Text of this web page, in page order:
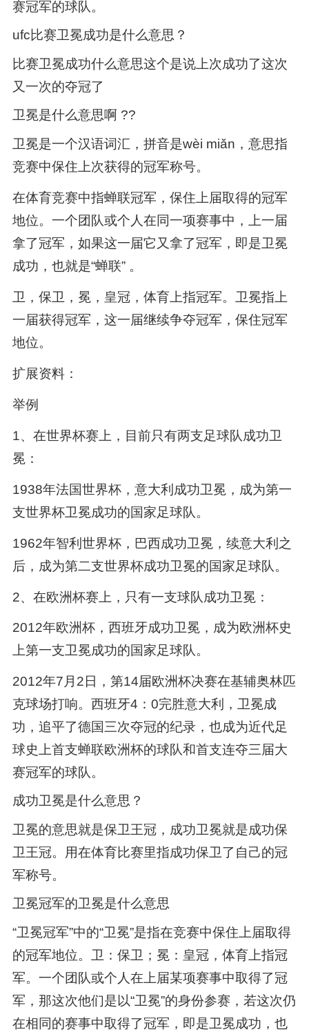
赛冠军的球队。
ufc比赛卫冕成功是什么意思？
比赛卫冕成功什么意思这个是说上次成功了这次
又一次的夺冠了
卫冕是什么意思啊 ??
卫冕是一个汉语词汇，拼音是wèi miǎn，意思指
竞赛中保住上次获得的冠军称号。
在体育竞赛中指蝉联冠军，保住上届取得的冠军
地位。一个团队或个人在同一项赛事中，上一届
拿了冠军，如果这一届它又拿了冠军，即是卫冕
成功，也就是“蝉联” 。
卫，保卫，冕，皇冠，体育上指冠军。卫冕指上
一届获得冠军，这一届继续争夺冠军，保住冠军
地位。
扩展资料：
举例
1、在世界杯赛上，目前只有两支足球队成功卫
冕：
1938年法国世界杯，意大利成功卫冕，成为第一
支世界杯卫冕成功的国家足球队。
1962年智利世界杯，巴西成功卫冕，续意大利之
后，成为第二支世界杯成功卫冕的国家足球队。
2、在欧洲杯赛上，只有一支球队成功卫冕：
2012年欧洲杯，西班牙成功卫冕，成为欧洲杯史
上第一支卫冕成功的国家足球队。
2012年7月2日，第14届欧洲杯决赛在基辅奥林匹
克球场打响。西班牙4：0完胜意大利，卫冕成
功，追平了德国三次夺冠的纪录，也成为近代足
球史上首支蝉联欧洲杯的球队和首支连夺三届大
赛冠军的球队。
成功卫冕是什么意思？
卫冕的意思就是保卫王冠，成功卫冕就是成功保
卫王冠。用在体育比赛里指成功保卫了自己的冠
军称号。
卫冕冠军的卫冕是什么意思
“卫冕冠军”中的“卫冕”是指在竞赛中保住上届取得
的冠军地位。卫：保卫；冕：皇冠，体育上指冠
军。一个团队或个人在上届某项赛事中取得了冠
军，那这次他们是以“卫冕”的身份参赛，若这次仍
在相同的赛事中取得了冠军，即是卫冕成功，也